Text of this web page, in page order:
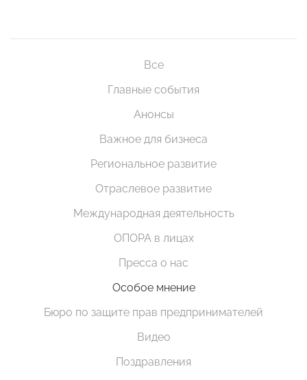
Все
Главные события
Анонсы
Важное для бизнеса
Региональное развитие
Отраслевое развитие
Международная деятельность
ОПОРА в лицах
Пресса о нас
Особое мнение
Бюро по защите прав предпринимателей
Видео
Поздравления